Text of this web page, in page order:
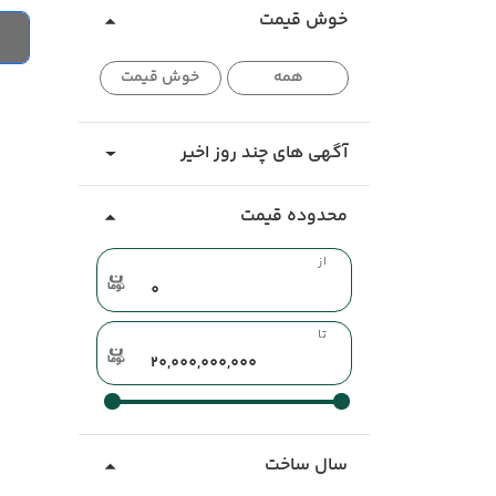
خوش قیمت
همه خوش قیمت
آگهی های چند روز اخیر
محدوده قیمت
از
تا
سال ساخت